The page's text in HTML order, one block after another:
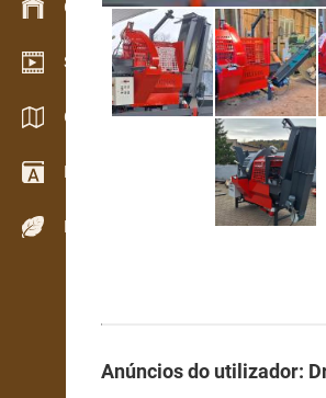
Gestão de stocks
Showroom de vídeo
Catálogos / Brochuras
Dicionário
Espécies de madeira
Anúncios do utilizador: